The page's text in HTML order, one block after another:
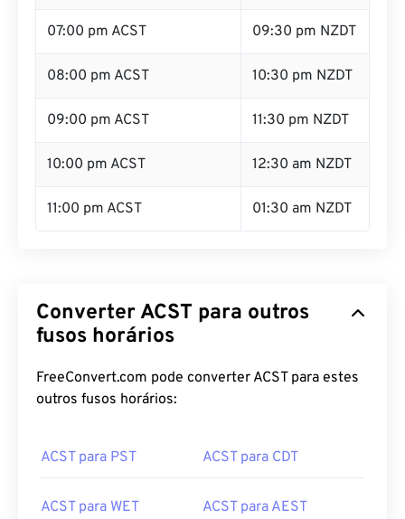
07:00 pm ACST 09:30 pm NZDT
08:00 pm ACST 10:30 pm NZDT
09:00 pm ACST 11:30 pm NZDT
10:00 pm ACST 12:30 am NZDT
11:00 pm ACST 01:30 am NZDT
Converter ACST para outros
fusos horários
FreeConvert.com pode converter ACST para estes
outros fusos horários:
ACST para PST ACST para CDT
ACST para WET ACST para AEST